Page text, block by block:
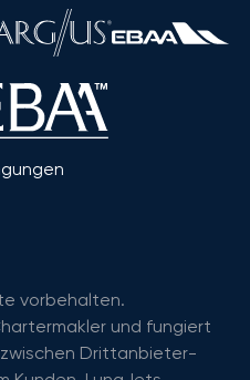
vorbehalten.
und fungiert
Drittanbieter-